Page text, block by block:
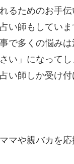
るためのお手
い師もしていま
で多くの悩み
い」になってし
い師しか受け付
マや親バカを応